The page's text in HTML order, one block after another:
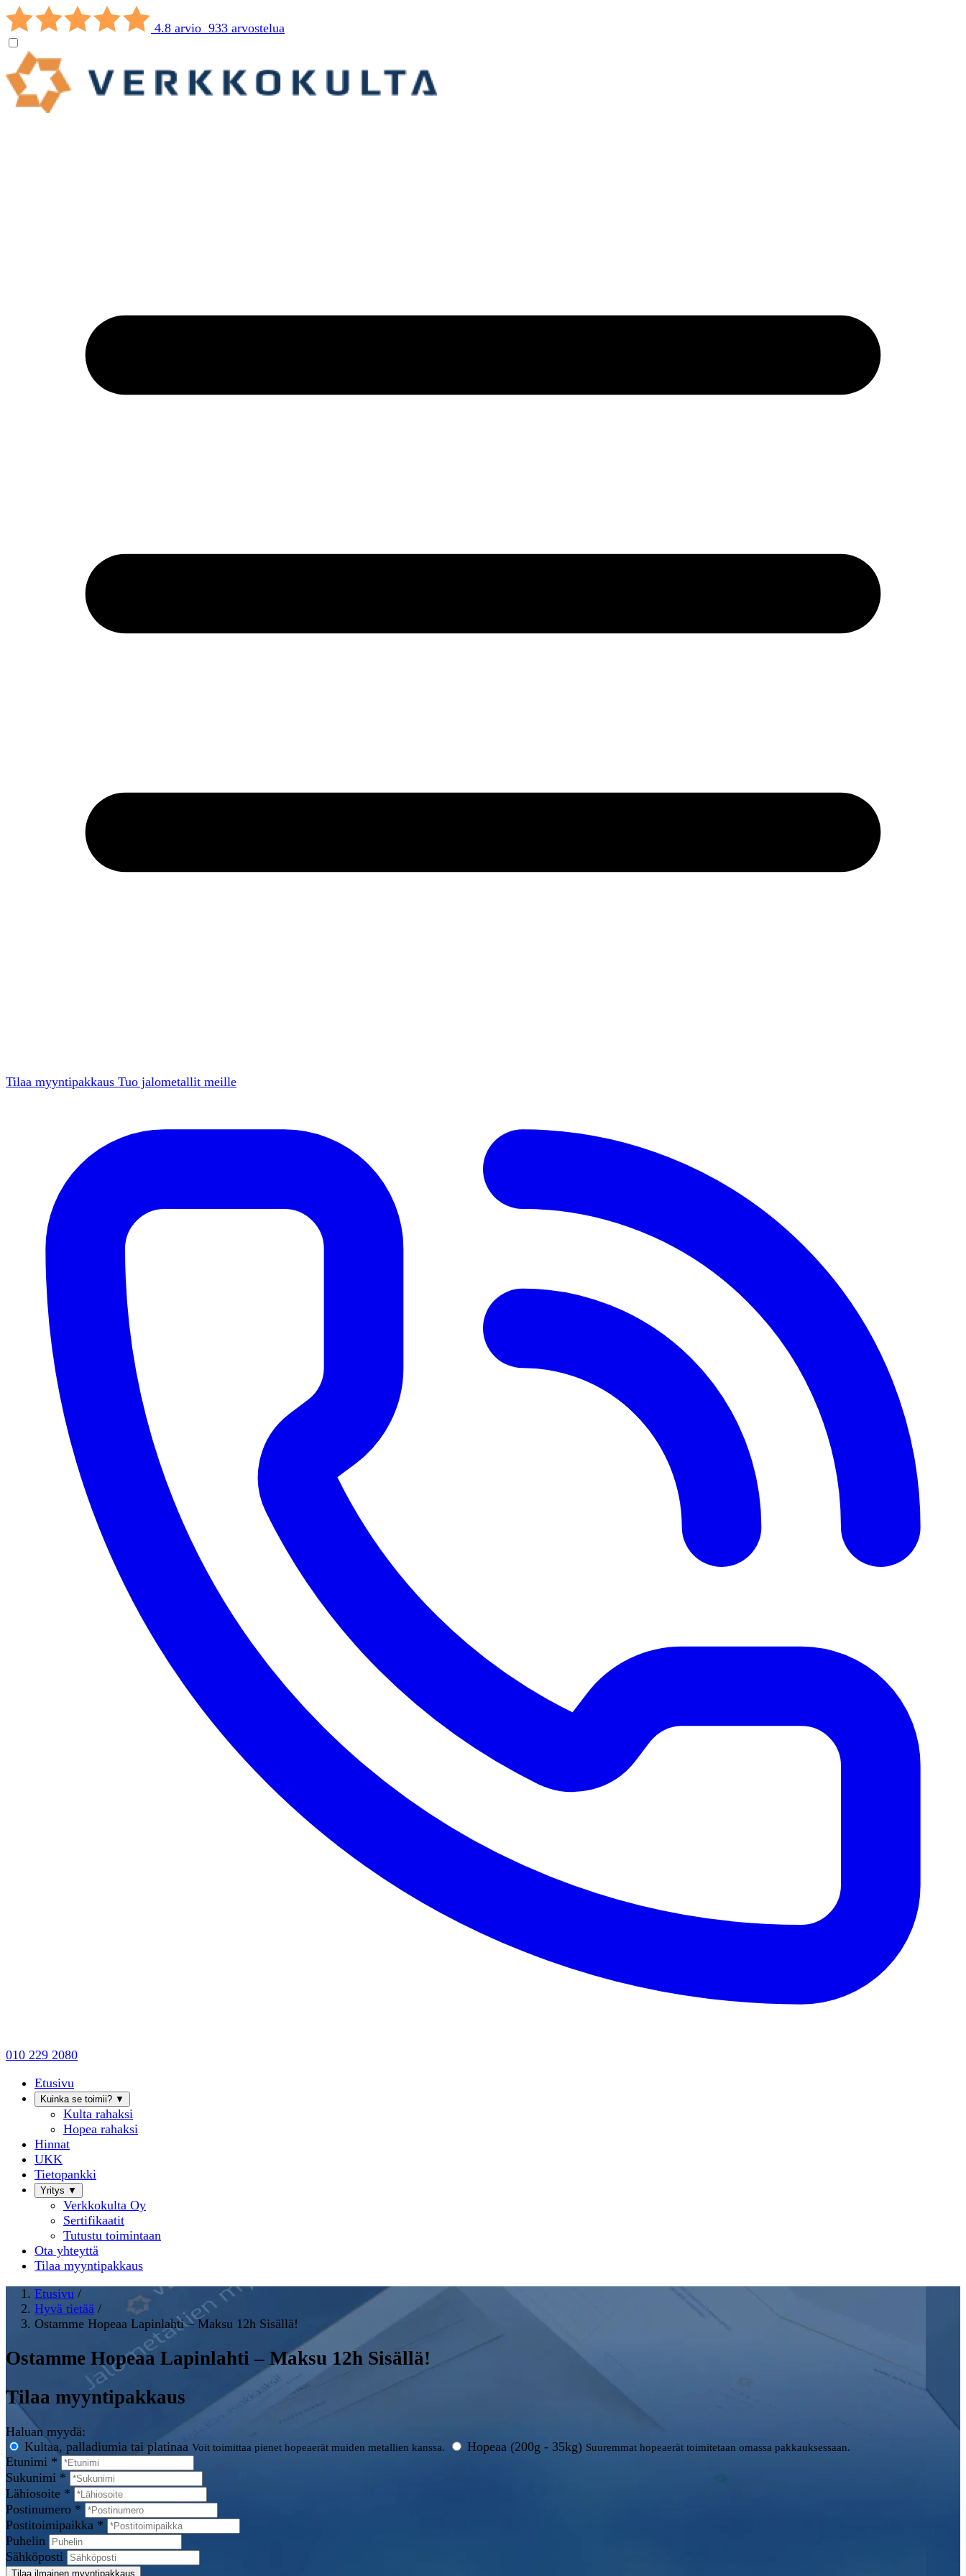
4.8 arvio 933 arvostelua
Tilaa myyntipakkaus Tuo jalometallit meille
010 229 2080
Etusivu
Kuinka se toimii? ▼
Kulta rahaksi
Hopea rahaksi
Hinnat
UKK
Tietopankki
Yritys ▼
Verkkokulta Oy
Sertifikaatit
Tutustu toimintaan
Ota yhteyttä
Tilaa myyntipakkaus
Etusivu /
Hyvä tietää /
Ostamme Hopeaa Lapinlahti – Maksu 12h Sisällä!
Ostamme Hopeaa Lapinlahti – Maksu 12h Sisällä!
Tilaa myyntipakkaus
Haluan myydä:
Kultaa, palladiumia tai platinaa Voit toimittaa pienet hopeaerät muiden metallien kanssa. Hopeaa (200g - 35kg) Suuremmat hopeaerät toimitetaan omassa pakkauksessaan.
Etunimi *
Sukunimi *
Lähiosoite *
Postinumero *
Postitoimipaikka *
Puhelin
Sähköposti
Tilaa ilmainen myyntipakkaus